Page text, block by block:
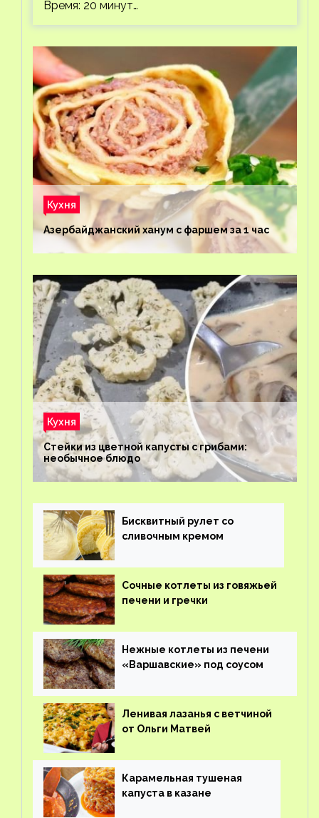
Время: 20 минут…
Кухня
Азербайджанский ханум с фаршем за 1 час
Кухня
Стейки из цветной капусты с грибами:
необычное блюдо
Бисквитный рулет со
сливочным кремом
Сочные котлеты из говяжьей
печени и гречки
Нежные котлеты из печени
«Варшавские» под соусом
Ленивая лазанья с ветчиной
от Ольги Матвей
Карамельная тушеная
капуста в казане